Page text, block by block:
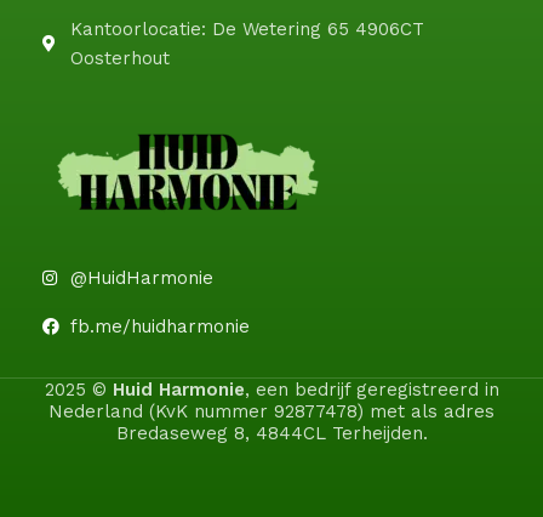
Kantoorlocatie: De Wetering 65 4906CT
Oosterhout
@HuidHarmonie
fb.me/huidharmonie
2025 © Huid Harmonie, een bedrijf geregistreerd in
Nederland (KvK nummer 92877478) met als adres
Bredaseweg 8, 4844CL Terheijden.